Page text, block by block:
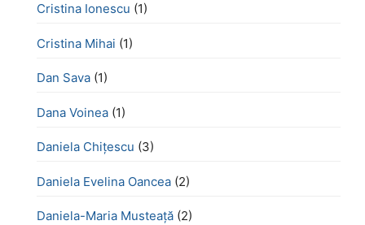
Cristina Ionescu (1)
Cristina Mihai (1)
Dan Sava (1)
Dana Voinea (1)
Daniela Chițescu (3)
Daniela Evelina Oancea (2)
Daniela-Maria Musteață (2)